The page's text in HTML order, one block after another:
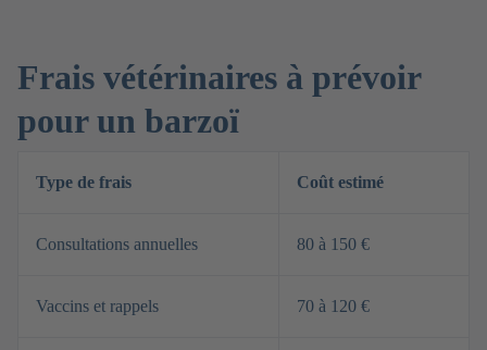
Frais vétérinaires à prévoir
pour un barzoï
Type de frais Coût estimé
Consultations annuelles 80 à 150 €
Vaccins et rappels 70 à 120 €